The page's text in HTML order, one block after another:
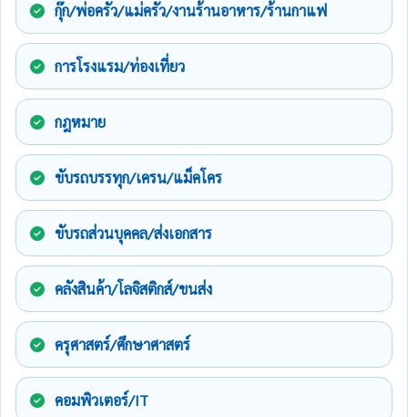
กุ๊ก/พ่อครัว/แม่ครัว/งานร้านอาหาร/ร้านกาแฟ
การโรงแรม/ท่องเที่ยว
กฎหมาย
ขับรถบรรทุก/เครน/แม็คโคร
ขับรถส่วนบุคคล/ส่งเอกสาร
คลังสินค้า/โลจิสติกส์/ขนส่ง
ครุศาสตร์/ศึกษาศาสตร์
คอมพิวเตอร์/IT